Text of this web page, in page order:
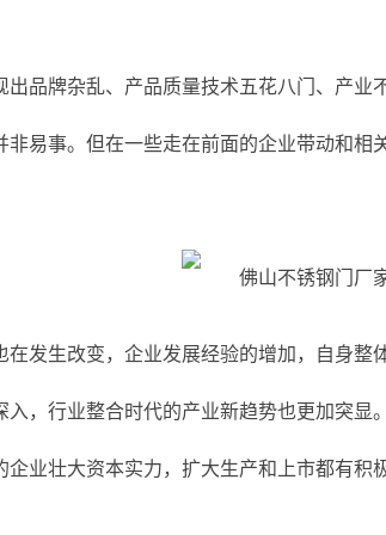
品牌杂乱、产品质量技术五花八门、产业
易事。但在一些走在前面的企业带动和
发生改变，企业发展经验的增加，自身
，行业整合时代的产业新趋势也更加突
业壮大资本实力，扩大生产和上市都有积